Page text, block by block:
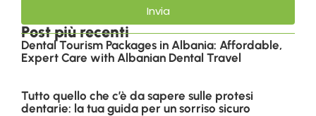
Invia
Post più recenti
Dental Tourism Packages in Albania: Affordable,
Expert Care with Albanian Dental Travel
Tutto quello che c’è da sapere sulle protesi
dentarie: la tua guida per un sorriso sicuro